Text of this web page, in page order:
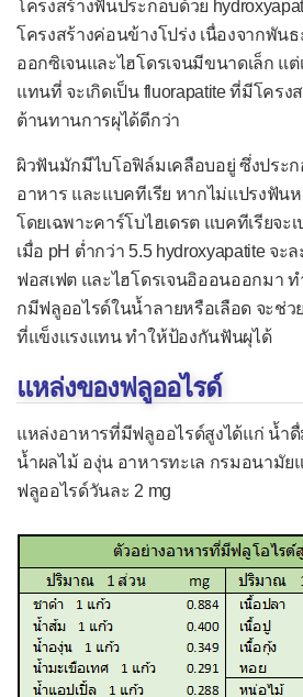
โครงสร้างฟันประกอบด้วย
โครงสร้างค่อนข้างโปร่ง เนื่องจากพัน
ออกซิเจนและไฮโดรเจนมีขนาดเล็ก แ
แทนที่ จะเกิดเป็น fluorapatite ที่มีโครง
ต้านทานการผุได้ดีกว่า
ผิวฟันมักมีไบโอฟิล์มเคลือบอยู่ ซึ่งประก
อาหาร และแบคทีเรีย หากไม่แปรงฟัน
โดยเฉพาะคาร์โบไฮเดรต แบคทีเรียจะ
เมื่อ pH ต่ำกว่า 5.5 hydroxyapatite จะ
ฟอสเฟต และไฮโดรเจนอิออนออกมา
กมีฟลูออไรด์ในน้ำลายหรือเลือด จะช่ว
ที่แข็งแรงแทน ทำให้ป้องกันฟันผุได้
แหล่งของฟลูออไรด์
แหล่งอาหารที่มีฟลูออไรด์สูงได้แก่ น้ำ
น้ำผลไม้ องุ่น อาหารทะเล กรมอนามั
ฟลูออไรด์วันละ 2 mg